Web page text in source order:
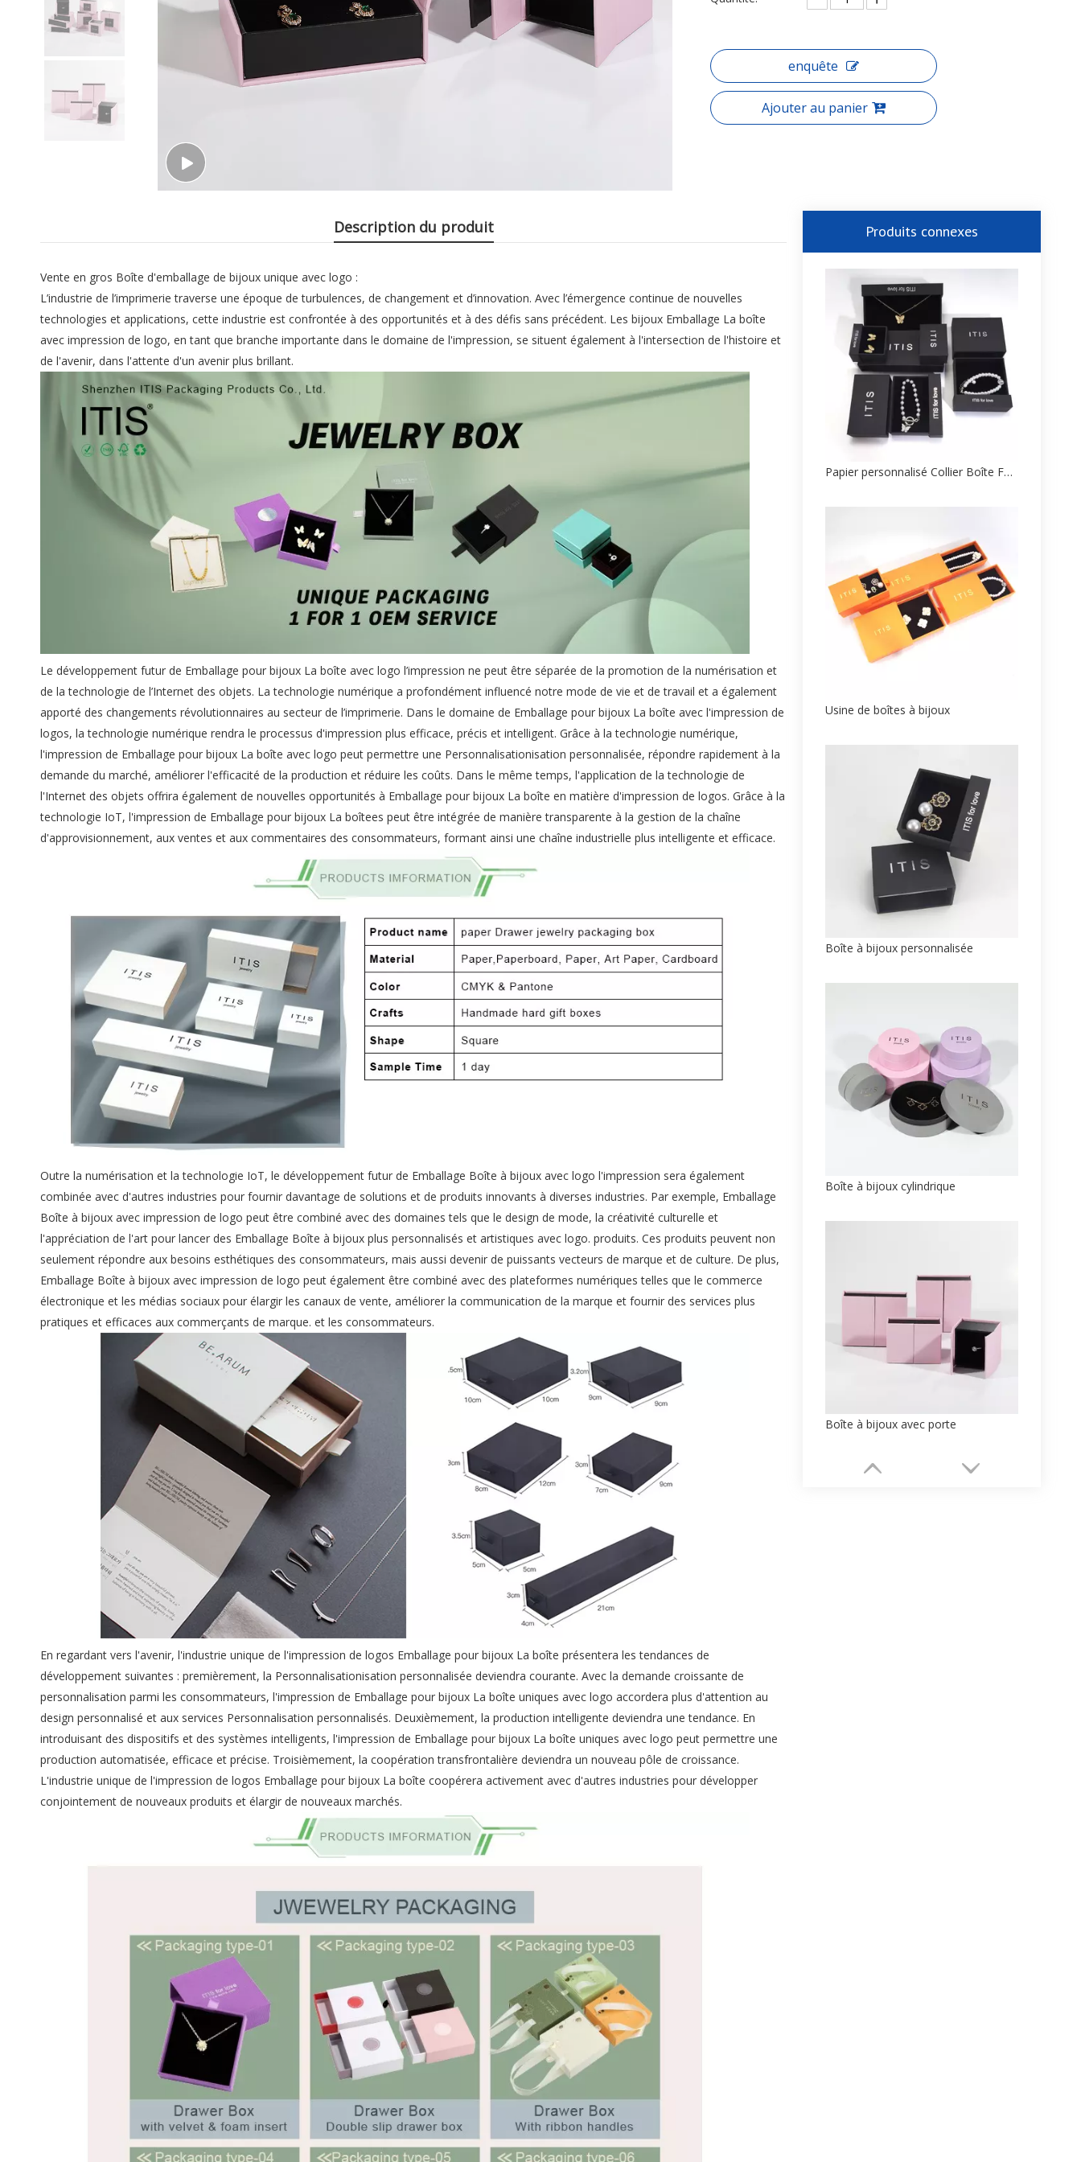
enquête
Ajouter au panier
Description du produit
Vente en gros Boîte d'emballage de bijoux unique avec logo :
L’industrie de l’imprimerie traverse une époque de turbulences, de changement et d’innovation. Avec l’émergence continue de nouvelles
technologies et applications, cette industrie est confrontée à des opportunités et à des défis sans précédent. Les bijoux Emballage La boîte
avec impression de logo, en tant que branche importante dans le domaine de l'impression, se situent également à l'intersection de l'histoire et
de l'avenir, dans l'attente d'un avenir plus brillant.
Le développement futur de Emballage pour bijoux La boîte avec logo l’impression ne peut être séparée de la promotion de la numérisation et
de la technologie de l’Internet des objets. La technologie numérique a profondément influencé notre mode de vie et de travail et a également
apporté des changements révolutionnaires au secteur de l’imprimerie. Dans le domaine de Emballage pour bijoux La boîte avec l'impression de
logos, la technologie numérique rendra le processus d'impression plus efficace, précis et intelligent. Grâce à la technologie numérique,
l'impression de Emballage pour bijoux La boîte avec logo peut permettre une Personnalisationisation personnalisée, répondre rapidement à la
demande du marché, améliorer l'efficacité de la production et réduire les coûts. Dans le même temps, l'application de la technologie de
l'Internet des objets offrira également de nouvelles opportunités à Emballage pour bijoux La boîte en matière d'impression de logos. Grâce à la
technologie IoT, l'impression de Emballage pour bijoux La boîtees peut être intégrée de manière transparente à la gestion de la chaîne
d'approvisionnement, aux ventes et aux commentaires des consommateurs, formant ainsi une chaîne industrielle plus intelligente et efficace.
Outre la numérisation et la technologie IoT, le développement futur de Emballage Boîte à bijoux avec logo l'impression sera également
combinée avec d'autres industries pour fournir davantage de solutions et de produits innovants à diverses industries. Par exemple, Emballage
Boîte à bijoux avec impression de logo peut être combiné avec des domaines tels que le design de mode, la créativité culturelle et
l'appréciation de l'art pour lancer des Emballage Boîte à bijoux plus personnalisés et artistiques avec logo. produits. Ces produits peuvent non
seulement répondre aux besoins esthétiques des consommateurs, mais aussi devenir de puissants vecteurs de marque et de culture. De plus,
Emballage Boîte à bijoux avec impression de logo peut également être combiné avec des plateformes numériques telles que le commerce
électronique et les médias sociaux pour élargir les canaux de vente, améliorer la communication de la marque et fournir des services plus
pratiques et efficaces aux commerçants de marque. et les consommateurs.
En regardant vers l'avenir, l'industrie unique de l'impression de logos Emballage pour bijoux La boîte présentera les tendances de
développement suivantes : premièrement, la Personnalisationisation personnalisée deviendra courante. Avec la demande croissante de
personnalisation parmi les consommateurs, l'impression de Emballage pour bijoux La boîte uniques avec logo accordera plus d'attention au
design personnalisé et aux services Personnalisation personnalisés. Deuxièmement, la production intelligente deviendra une tendance. En
introduisant des dispositifs et des systèmes intelligents, l'impression de Emballage pour bijoux La boîte uniques avec logo peut permettre une
production automatisée, efficace et précise. Troisièmement, la coopération transfrontalière deviendra un nouveau pôle de croissance.
L'industrie unique de l'impression de logos Emballage pour bijoux La boîte coopérera activement avec d'autres industries pour développer
conjointement de nouveaux produits et élargir de nouveaux marchés.
Produits connexes
Papier personnalisé Collier Boîte Fabricant
Usine de boîtes à bijoux
Boîte à bijoux personnalisée
Boîte à bijoux cylindrique
Boîte à bijoux avec porte